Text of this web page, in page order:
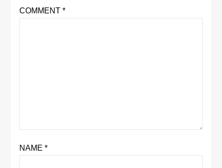
COMMENT *
NAME *